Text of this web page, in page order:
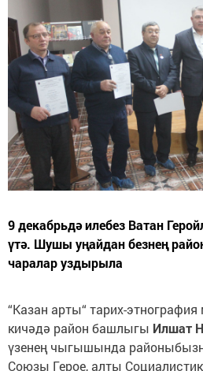
9 декабрьдә илебез Ватан
үтә. Шушы уңайдан безнең
чаралар уздырыла
“Казан арты“ тарих-этнография
кичәдә район башлыгы Илшат
үзенең чыгышында
Союзы Герое, алты